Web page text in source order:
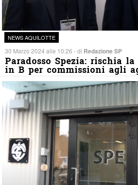
NEWS AQUILOTTE
30 Marzo 2024 alle 10:26 - di Redazione SP
Paradosso Spezia: rischia
in B per commissioni agli